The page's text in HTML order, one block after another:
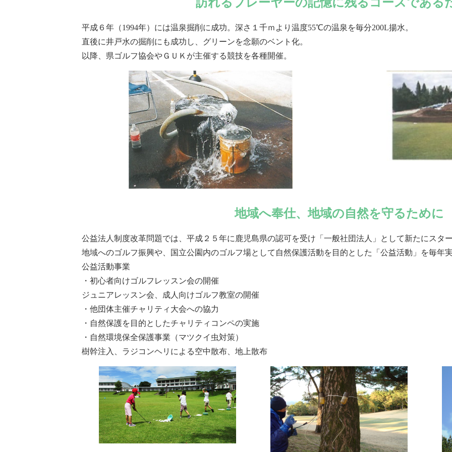
訪れるプレーヤーの記憶に残るコースである
平成６年（1994年）には温泉掘削に成功。深さ１千ｍより温度55℃の温泉を毎分200L揚水。
直後に井戸水の掘削にも成功し、グリーンを念願のベント化。
以降、県ゴルフ協会やＧＵＫが主催する競技を各種開催。
地域へ奉仕、地域の自然を守るために
公益法人制度改革問題では、平成２５年に鹿児島県の認可を受け「一般社団法人」として新たにスタ
地域へのゴルフ振興や、国立公園内のゴルフ場として自然保護活動を目的とした「公益活動」を毎年
公益活動事業
・初心者向けゴルフレッスン会の開催
ジュニアレッスン会、成人向けゴルフ教室の開催
・他団体主催チャリティ大会への協力
・自然保護を目的としたチャリティコンペの実施
・自然環境保全保護事業（マツクイ虫対策）
樹幹注入、ラジコンヘリによる空中散布、地上散布